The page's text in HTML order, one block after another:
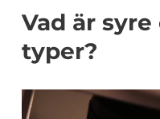
Vad är syre
typer?